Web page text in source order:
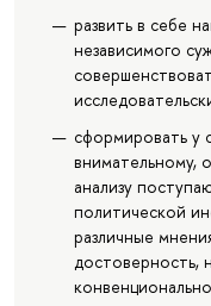
развить в себе
независимого
сформировать у
внимательному,
анализу
политической
различные
достоверность,